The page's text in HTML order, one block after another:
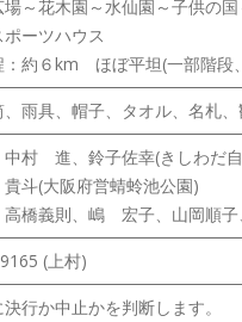
場～花木園～水仙園～子供の
ポーツハウス
６km ほぼ平坦(一部階段
雨具、帽子、タオル、名札
中村 進、鈴子佐幸(きしわだ
斗(大阪府営蜻蛉池公園)
高橋義則、嶋 宏子、山岡順
(上村)
行か中止かを判断します。